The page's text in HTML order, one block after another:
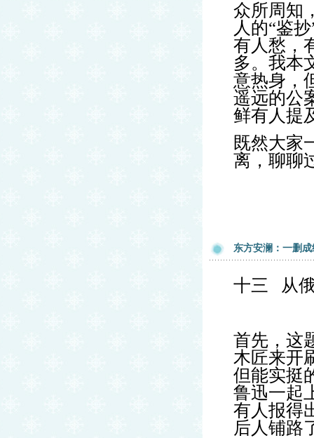
众所周知
人的“鉴
有人愁，
多。我本
意热身，
遥远的公
鲜有人提
既然大家
离，聊聊
东方安澜：一删
十三 从
首先，这
木匠来开
但能实挺
鲁迅一起
有人报得
后人铺路